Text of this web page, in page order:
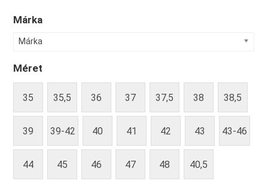
Márka
Márka
Méret
35 35,5 36 37 37,5 38 38,5
39 39-42 40 41 42 43 43-46
44 45 46 47 48 40,5